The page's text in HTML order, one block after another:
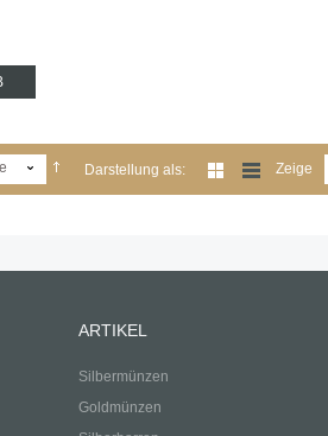
Darstellung als: Zeige
ARTIKEL
Silbermünzen
Goldmünzen